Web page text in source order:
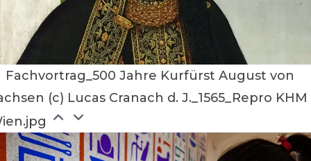
Fachvortrag_500 Jahre Kurfürst August von
(c) Lucas Cranach d. J._1565_Repro KHM